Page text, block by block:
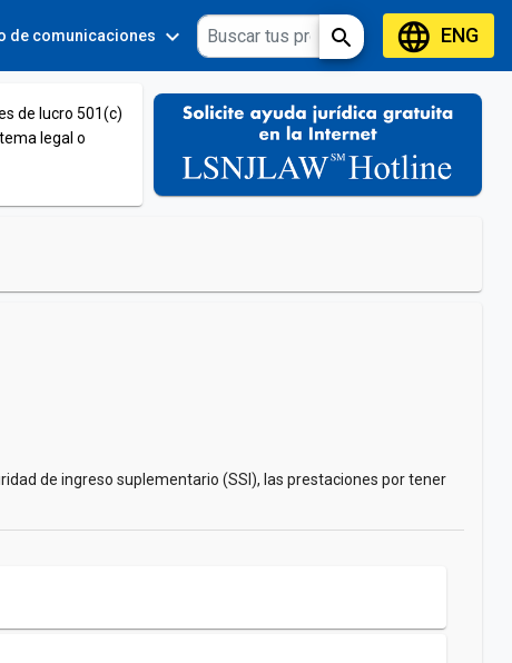
de comunicaciones expand_more Toolsexpand_more search languageENG
de lucro 501(c)
legal o
de ingreso suplementario (SSI), las prestaciones por tener